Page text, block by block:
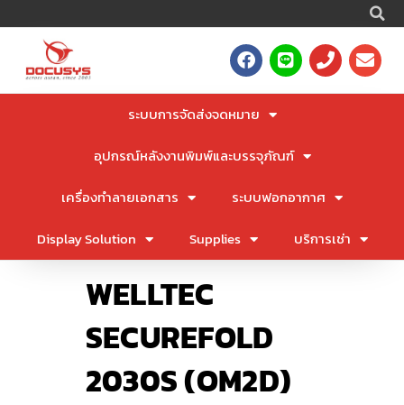
to
F
a
c
e
b
o
L
i
n
P
h
o
E
n
v
ระบบการจัดส่งจดหมาย
อุปกรณ์หลังงานพิมพ์และบรรจุภัณฑ์
เครื่องทำลายเอกสาร
ระบบฟอกอากาศ
Display Solution
Supplies บริการเช่า
WELLTEC
SECUREFOLD
2030S (OM2D)